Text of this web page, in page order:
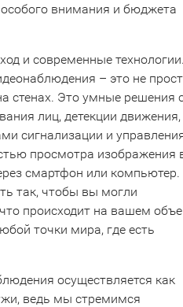
внимания и бюджета
и современные
– это не
стенах. Это умные решения
лиц, детекции движения,
сигнализации и
просмотра изображения
смартфон или компьютер.
так, чтобы вы могли
происходит на вашем
точки мира, где есть
осуществляется как
ведь мы стремимся